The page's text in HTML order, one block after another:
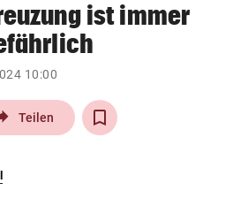
arrow_right
ist immer
10:00
Teilen